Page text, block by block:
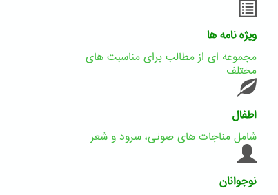
ویژه نامه ها
مجموعه ای از مطالب برای مناسبت های
مختلف
اطفال
شامل مناجات های صوتی، سرود و شعر
نوجوانان